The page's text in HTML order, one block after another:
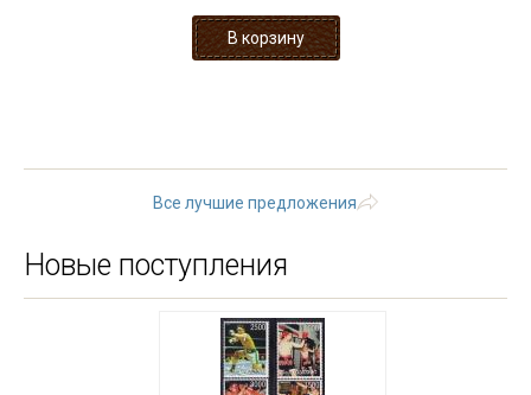
Все лучшие предложения
Новые поступления